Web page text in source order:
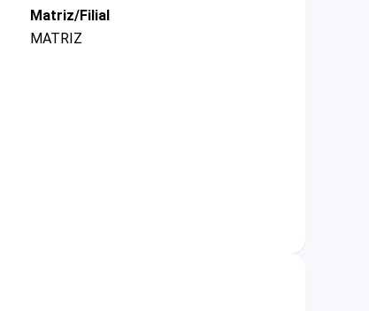
Matriz/Filial
MATRIZ